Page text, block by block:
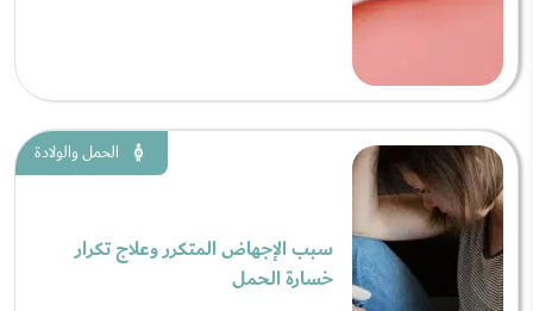
الحمل والولادة
سبب الإجهاض المتكرر وعلاج تكرار
خسارة الحمل